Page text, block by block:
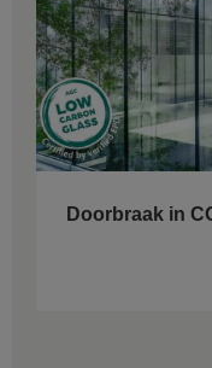
Doorbraak in